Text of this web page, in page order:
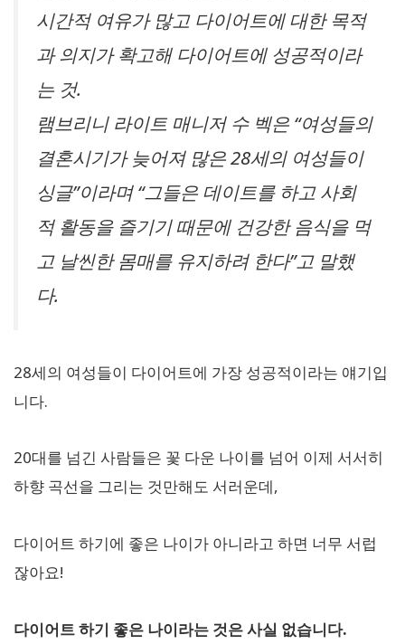
시간적 여유가 많고 다이어트에 대한 목적
과 의지가 확고해 다이어트에 성공적이라
는 것.
램브리니 라이트 매니저 수 벡은 “여성들의
결혼시기가 늦어져 많은 28세의 여성들이
싱글”이라며 “그들은 데이트를 하고 사회
적 활동을 즐기기 때문에 건강한 음식을 먹
고 날씬한 몸매를 유지하려 한다”고 말했
다.
28세의 여성들이 다이어트에 가장 성공적이라는 얘기입
니다.
20대를 넘긴 사람들은 꽃 다운 나이를 넘어 이제 서서히
하향 곡선을 그리는 것만해도 서러운데,
다이어트 하기에 좋은 나이가 아니라고 하면 너무 서럽
잖아요!
다이어트 하기 좋은 나이라는 것은 사실 없습니다.